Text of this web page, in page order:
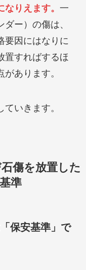
りえます。 一
ー）の傷は、
要因にはなりに
置すればするほ
あります。
いきます。
傷を放置した
準
保安基準」で